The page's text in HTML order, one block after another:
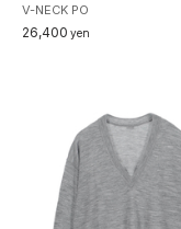
V-NECK PO
26,400 yen